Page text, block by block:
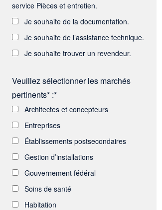
service Pièces et entretien.
Je souhaite de la documentation.
Je souhaite de l’assistance technique.
Je souhaite trouver un revendeur.
Veuillez sélectionner les marchés
pertinents* :*
Architectes et concepteurs
Entreprises
Établissements postsecondaires
Gestion d’installations
Gouvernement fédéral
Soins de santé
Habitation